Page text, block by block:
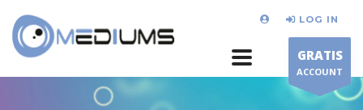
LOG IN
GRATIS
ACCOUNT